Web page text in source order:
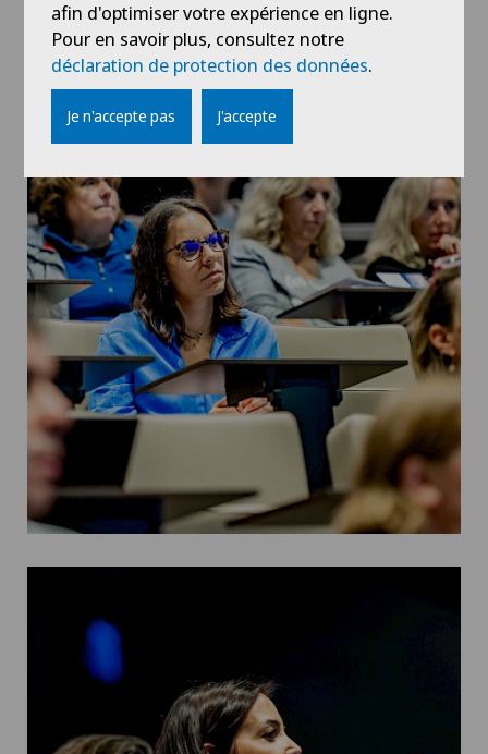
afin d'optimiser votre expérience en ligne.
Pour en savoir plus, consultez notre
déclaration de protection des données.
Je n'accepte pas J'accepte